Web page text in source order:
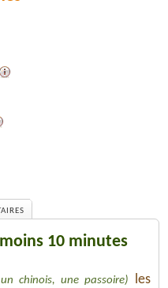
10 minutes
chinois, une passoire)
les